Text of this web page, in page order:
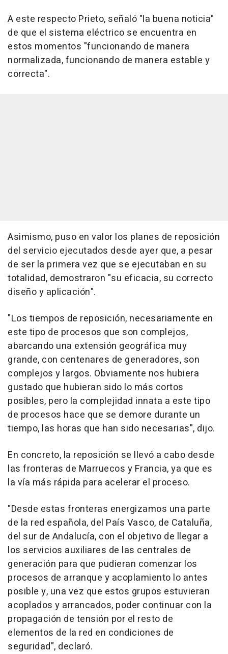
A este respecto Prieto, señaló "la buena noticia"
de que el sistema eléctrico se encuentra en
estos momentos "funcionando de manera
normalizada, funcionando de manera estable y
correcta".
Asimismo, puso en valor los planes de reposición
del servicio ejecutados desde ayer que, a pesar
de ser la primera vez que se ejecutaban en su
totalidad, demostraron "su eficacia, su correcto
diseño y aplicación".
"Los tiempos de reposición, necesariamente en
este tipo de procesos que son complejos,
abarcando una extensión geográfica muy
grande, con centenares de generadores, son
complejos y largos. Obviamente nos hubiera
gustado que hubieran sido lo más cortos
posibles, pero la complejidad innata a este tipo
de procesos hace que se demore durante un
tiempo, las horas que han sido necesarias", dijo.
En concreto, la reposición se llevó a cabo desde
las fronteras de Marruecos y Francia, ya que es
la vía más rápida para acelerar el proceso.
"Desde estas fronteras energizamos una parte
de la red española, del País Vasco, de Cataluña,
del sur de Andalucía, con el objetivo de llegar a
los servicios auxiliares de las centrales de
generación para que pudieran comenzar los
procesos de arranque y acoplamiento lo antes
posible y, una vez que estos grupos estuvieran
acoplados y arrancados, poder continuar con la
propagación de tensión por el resto de
elementos de la red en condiciones de
seguridad", declaró.